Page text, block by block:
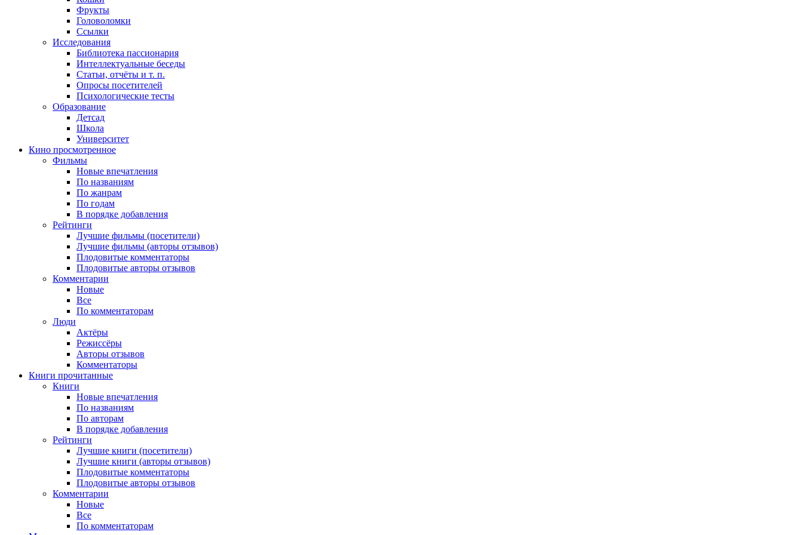
Фрукты
Головоломки
Ссылки
Исследования
Библиотека пассионария
Интеллектуальные беседы
Статьи, отчёты и т. п.
Опросы посетителей
Психологические тесты
Образование
Детсад
Школа
Университет
Кино просмотренное
Фильмы
Новые впечатления
По названиям
По жанрам
По годам
В порядке добавления
Рейтинги
Лучшие фильмы (посетители)
Лучшие фильмы (авторы отзывов)
Плодовитые комментаторы
Плодовитые авторы отзывов
Комментарии
Новые
Все
По комментаторам
Люди
Актёры
Режиссёры
Авторы отзывов
Комментаторы
Книги прочитанные
Книги
Новые впечатления
По названиям
По авторам
В порядке добавления
Рейтинги
Лучшие книги (посетители)
Лучшие книги (авторы отзывов)
Плодовитые комментаторы
Плодовитые авторы отзывов
Комментарии
Новые
Все
По комментаторам